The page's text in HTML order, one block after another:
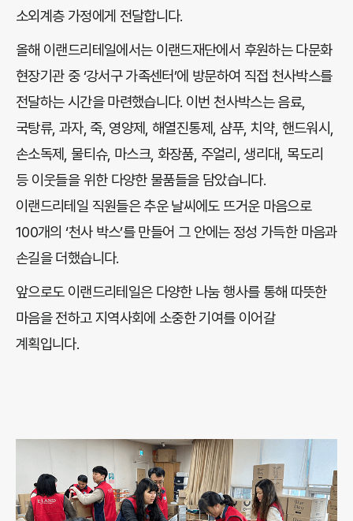
소외계층 가정에게 전달합니다.
올해 이랜드리테일에서는 이랜드재단에서 후원하는 다문화
현장기관 중 ‘강서구 가족센터’에 방문하여 직접 천사박스를
전달하는 시간을 마련했습니다. 이번 천사박스는 음료,
국탕류, 과자, 죽, 영양제, 해열진통제, 샴푸, 치약, 핸드워시,
손소독제, 물티슈, 마스크, 화장품, 주얼리, 생리대, 목도리
등 이웃들을 위한 다양한 물품들을 담았습니다.
이랜드리테일 직원들은 추운 날씨에도 뜨거운 마음으로
100개의 ‘천사 박스’를 만들어 그 안에는 정성 가득한 마음과
손길을 더했습니다.
앞으로도 이랜드리테일은 다양한 나눔 행사를 통해 따뜻한
마음을 전하고 지역사회에 소중한 기여를 이어갈
계획입니다.